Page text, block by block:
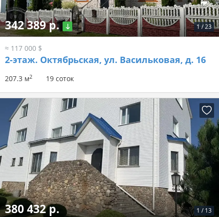
1/23
342 389 р.
≈ 117 000 $
2-этаж. Октябрьская, ул. Васильковая, д. 16
207.3 м2 19 соток
1 / 13
380 432 р.